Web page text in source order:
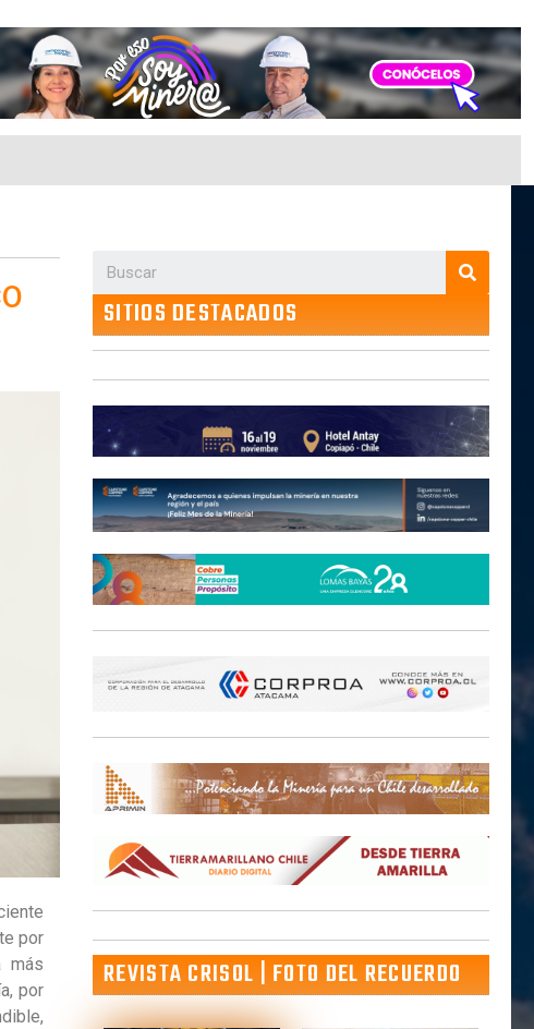
por
más
por
SITIOS DESTACADOS
REVISTA CRISOL | FOTO DEL RECUERDO